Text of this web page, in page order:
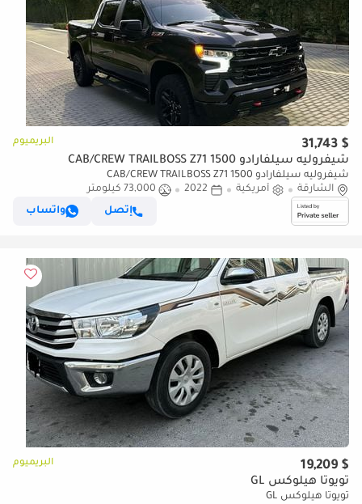
$ 31,743 البريميوم
شيفروليه سيلفارادو 1500 CAB/CREW TRAILBOSS Z71
شيفروليه سيلفارادو 1500 CAB/CREW TRAILBOSS Z71
الشارقة
أمريكية 2022
73,000 كيلومتر
إتصل
واتساب
$ 19,209 البريميوم
تويوتا هيلوكس GL
تويوتا هيلوكس GL